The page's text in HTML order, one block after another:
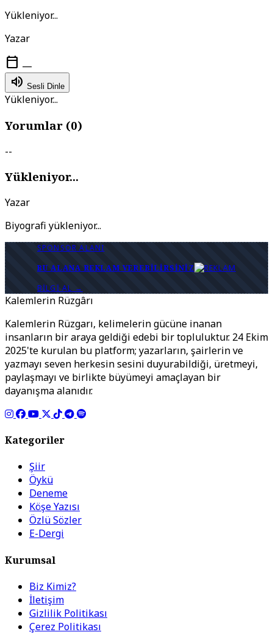
Yükleniyor...
Yazar
calendar_today —
volume_up Sesli Dinle
Yükleniyor...
Yorumlar (0)
--
Yükleniyor...
Yazar
Biyografi yükleniyor...
SPONSOR ALANI
BU ALANA REKLAM VEREBILIRSINIZ
BILGI AL →
Kalemlerin Rüzgârı
Kalemlerin Rüzgarı, kelimelerin gücüne inanan
insanların bir araya geldiği edebi bir topluluktur. 24 Ekim
2025'te kurulan bu platform; yazarların, şairlerin ve
yazmayı seven herkesin sesini duyurabildiği, üretmeyi,
paylaşmayı ve birlikte büyümeyi amaçlayan bir
dayanışma alanıdır.
Kategoriler
Şiir
Öykü
Deneme
Köşe Yazısı
Özlü Sözler
E-Dergi
Kurumsal
Biz Kimiz?
İletişim
Gizlilik Politikası
Çerez Politikası